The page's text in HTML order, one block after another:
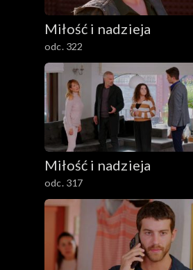
Miłość i nadzieja
odc. 322
Miłość i nadzieja
odc. 317